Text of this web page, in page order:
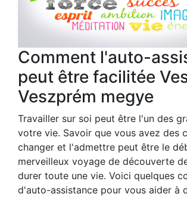
Comment l'auto-
peut être facilitée
Veszprém megye
Travailler sur soi peut être l'un des
votre vie. Savoir que vous avez des
changer et l'admettre peut être le
merveilleux voyage de découverte
durer toute une vie. Voici quelques
d'auto-assistance pour vous aider à